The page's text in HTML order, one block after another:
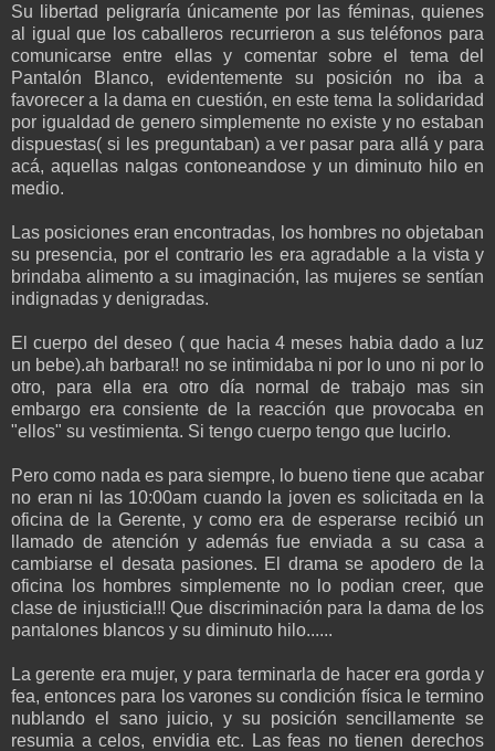
Su libertad peligraría únicamente por las féminas, quienes
al igual que los caballeros recurrieron a sus teléfonos para
comunicarse entre ellas y comentar sobre el tema del
Pantalón Blanco, evidentemente su posición no iba a
favorecer a la dama en cuestión, en este tema la solidaridad
por igualdad de genero simplemente no existe y no estaban
dispuestas( si les preguntaban) a ver pasar para allá y para
acá, aquellas nalgas contoneandose y un diminuto hilo en
medio.
Las posiciones eran encontradas, los hombres no objetaban
su presencia, por el contrario les era agradable a la vista y
brindaba alimento a su imaginación, las mujeres se sentían
indignadas y denigradas.
El cuerpo del deseo ( que hacia 4 meses habia dado a luz
un bebe).ah barbara!! no se intimidaba ni por lo uno ni por lo
otro, para ella era otro día normal de trabajo mas sin
embargo era consiente de la reacción que provocaba en
"ellos" su vestimienta. Si tengo cuerpo tengo que lucirlo.
Pero como nada es para siempre, lo bueno tiene que acabar
no eran ni las 10:00am cuando la joven es solicitada en la
oficina de la Gerente, y como era de esperarse recibió un
llamado de atención y además fue enviada a su casa a
cambiarse el desata pasiones. El drama se apodero de la
oficina los hombres simplemente no lo podian creer, que
clase de injusticia!!! Que discriminación para la dama de los
pantalones blancos y su diminuto hilo......
La gerente era mujer, y para terminarla de hacer era gorda y
fea, entonces para los varones su condición física le termino
nublando el sano juicio, y su posición sencillamente se
resumia a celos, envidia etc. Las feas no tienen derechos